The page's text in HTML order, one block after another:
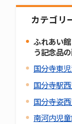
カテゴリ
ふれあい
う記念品
国分寺東
国分寺駅
国分寺姿
南河内児